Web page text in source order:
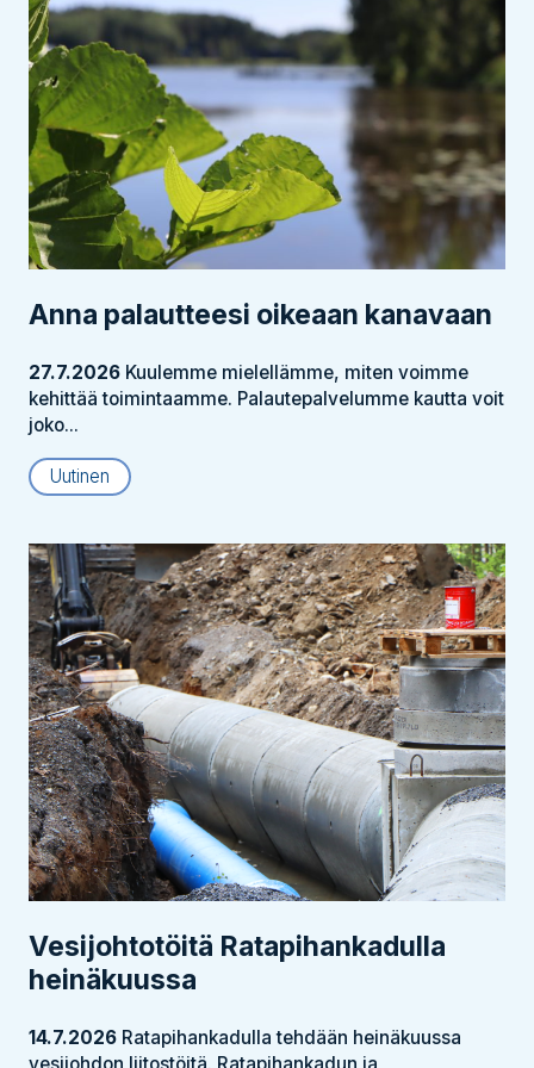
Anna palautteesi oikeaan kanavaan
27.7.2026 Kuulemme mielellämme, miten voimme
kehittää toimintaamme. Palautepalvelumme kautta voit
joko...
Uutinen
Vesijohtotöitä Ratapihankadulla
heinäkuussa
14.7.2026 Ratapihankadulla tehdään heinäkuussa
vesijohdon liitostöitä. Ratapihankadun ja